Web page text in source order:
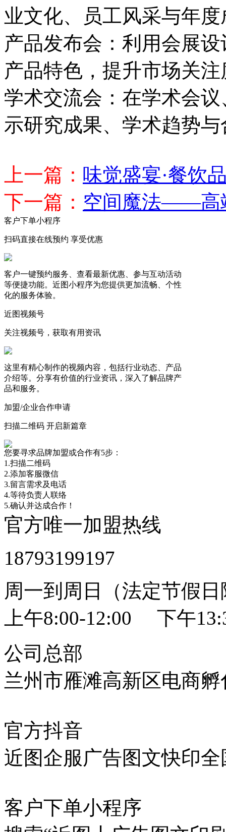
业文化、员工风采与年度
产品发布会：利用会展
产品特色，提升市场关注
学术交流会：在学术会
示研究成果、学术趋势
上一篇： 味觉盛宴·餐饮
下一篇： 空间魔法——高
客户下单小程序
扫码直接在线预约 享受优惠
客户一键预约服务、查看最新优惠、参与互动活动
等便捷功能。近图小程序为您提供更加流畅、个性
化的服务体验。
近图视频号
关注视频号，获取有用资讯
这里有精心制作的视频内容，包括行业动态、产品
介绍等。分享有价值的行业资讯，深入了解品牌产
品和服务。
加盟/企业合作申请
扫描二维码 开启新篇章
您要寻求品牌加盟或合作有5步：
1.扫描二维码
2.添加客服微信
3.留言需求及电话
4.等待负责人联络
5.确认并达成合作！
官方唯一加盟热线
18793199197
周一到周日（法定节假
上午8:00-12:00 下午
公司总部
兰州市雁滩高新区电商孵
官方抖音
近图企服广告图文快印全
客户下单小程序